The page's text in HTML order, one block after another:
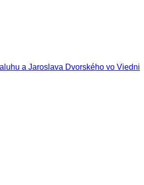
a Jaroslava Dvorského vo Viedni